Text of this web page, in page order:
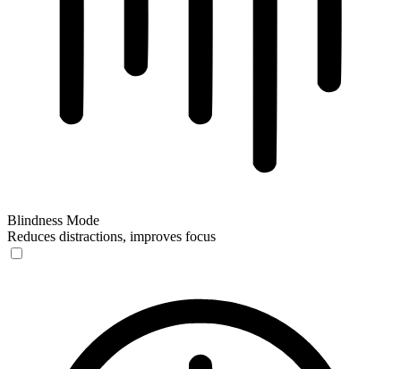
Blindness Mode
Reduces distractions, improves focus